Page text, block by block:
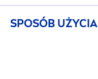
SPOSÓB UŻYCIA